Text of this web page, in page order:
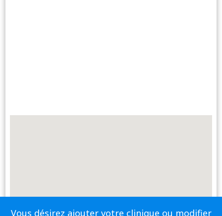
Vous désirez ajouter votre clinique ou modifier